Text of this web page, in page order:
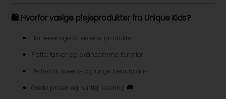
🛍️ Hvorfor vælge plejeprodukter fra Unique Kids?
Børnevenlige & testede produkter
Flotte farver og skånsomme formler
Perfekt til tweens og unge beautyfans
Gode priser og hurtig levering 🚚